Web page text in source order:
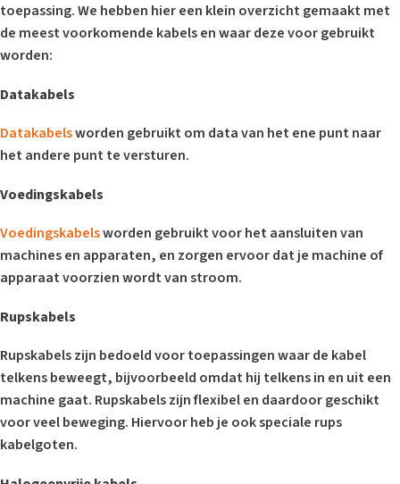
toepassing. We hebben hier een klein overzicht gemaakt met
de meest voorkomende kabels en waar deze voor gebruikt
worden:
Datakabels
Datakabelsworden gebruikt om data van het ene punt naar
het andere punt te versturen.
Voedingskabels
Voedingskabelsworden gebruikt voor het aansluiten van
machines en apparaten, en zorgen ervoor dat je machine of
apparaat voorzien wordt van stroom.
Rupskabels
Rupskabels zijn bedoeld voor toepassingen waar de kabel
telkens beweegt, bijvoorbeeld omdat hij telkens in en uit een
machine gaat. Rupskabels zijn flexibel en daardoor geschikt
voor veel beweging. Hiervoor heb je ook speciale rups
kabelgoten.